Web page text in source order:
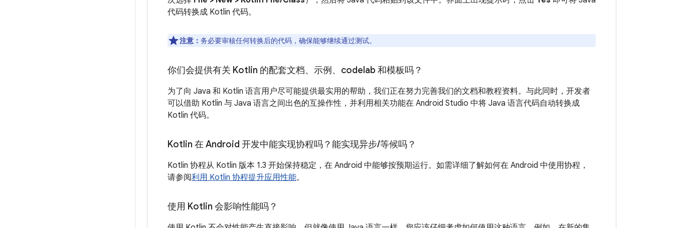
代码转换成 Kotlin 代码。
注意： 务必要审核任何转换后的代码，确保能够继续通过测试。
你们会提供有关 Kotlin 的配套文档、示例、codelab 和模板吗？
为了向 Java 和 Kotlin 语言用户尽可能提供最实用的帮助，我们正在努力完善我们的文档和教程资料。与此同时，开发者
可以借助 Kotlin 与 Java 语言之间出色的互操作性，并利用相关功能在 Android Studio 中将 Java 语言代码自动转换成
Kotlin 代码。
Kotlin 在 Android 开发中能实现协程吗？能实现异步/等候吗？
Kotlin 协程从 Kotlin 版本 1.3 开始保持稳定，在 Android 中能够按预期运行。如需详细了解如何在 Android 中使用协程，
请参阅利用 Kotlin 协程提升应用性能。
使用 Kotlin 会影响性能吗？